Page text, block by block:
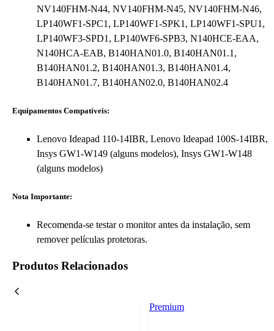
NV140FHM-N44, NV140FHM-N45, NV140FHM-N46,
LP140WF1-SPC1, LP140WF1-SPK1, LP140WF1-SPU1,
LP140WF3-SPD1, LP140WF6-SPB3, N140HCE-EAA,
N140HCA-EAB, B140HAN01.0, B140HAN01.1,
B140HAN01.2, B140HAN01.3, B140HAN01.4,
B140HAN01.7, B140HAN02.0, B140HAN02.4
Equipamentos Compatíveis:
Lenovo Ideapad 110-14IBR, Lenovo Ideapad 100S-14IBR,
Insys GW1-W149 (alguns modelos), Insys GW1-W148
(alguns modelos)
Nota Importante:
Recomenda-se testar o monitor antes da instalação, sem
remover películas protetoras.
Produtos Relacionados
Premium